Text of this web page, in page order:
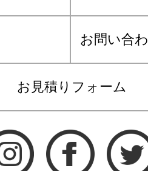
お問い合
お見積りフォーム